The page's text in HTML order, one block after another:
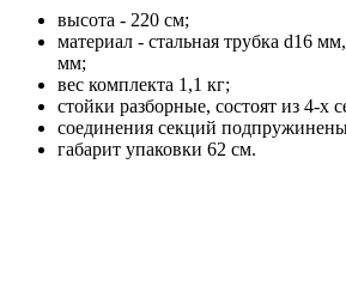
высота - 220 см;
материал - стальная трубка d16
мм;
вес комплекта 1,1 кг;
стойки разборные, состоят из 4-х
соединения секций
габарит упаковки 62 см.